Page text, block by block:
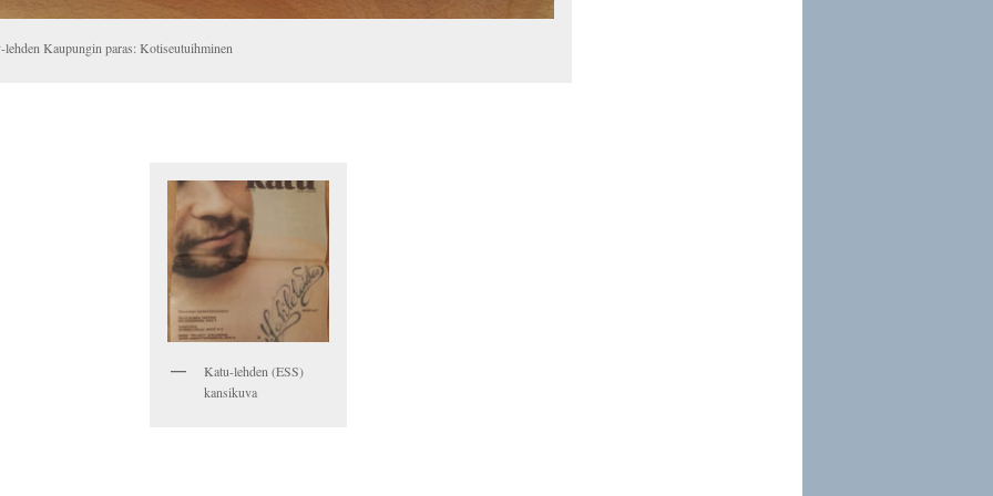
lehden Kaupungin paras: Kotiseutuihminen
Katu-lehden (ESS)
kansikuva